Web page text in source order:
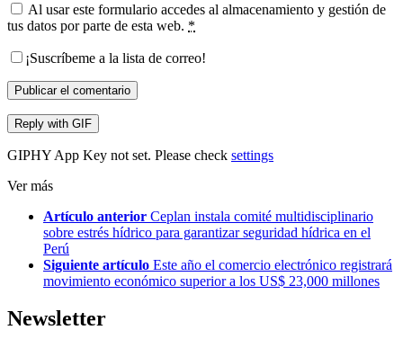
Al usar este formulario accedes al almacenamiento y gestión de
tus datos por parte de esta web. *
¡Suscríbeme a la lista de correo!
Publicar el comentario
Reply with GIF
GIPHY App Key not set. Please check settings
Ver más
Artículo anterior Ceplan instala comité multidisciplinario
sobre estrés hídrico para garantizar seguridad hídrica en el
Perú
Siguiente artículo Este año el comercio electrónico registrará
movimiento económico superior a los US$ 23,000 millones
Newsletter